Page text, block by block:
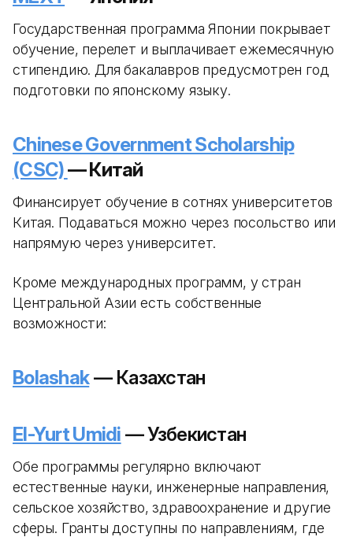
Государственная программа Японии покрывает
обучение, перелет и выплачивает ежемесячную
стипендию. Для бакалавров предусмотрен год
подготовки по японскому языку.
Chinese Government Scholarship
(CSC)— Китай
Финансирует обучение в сотнях университетов
Китая. Подаваться можно через посольство или
напрямую через университет.
Кроме международных программ, у стран
Центральной Азии есть собственные
возможности:
Bolashak— Казахстан
El-Yurt Umidi — Узбекистан
Обе программы регулярно включают
естественные науки, инженерные направления,
сельское хозяйство, здравоохранение и другие
сферы. Гранты доступны по направлениям, где